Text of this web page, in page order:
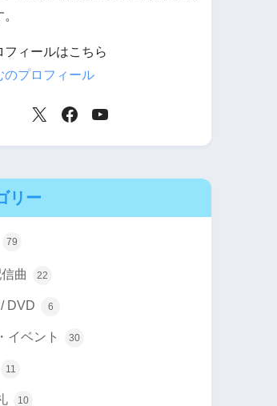
フィールはこちら
のプロフィール
リー
79
曲 22
DVD 6
イベント 30
11
10